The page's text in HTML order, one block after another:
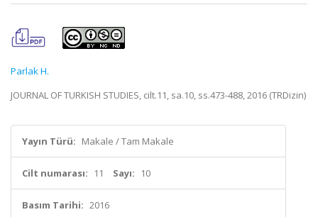
Parlak H.
JOURNAL OF TURKISH STUDIES, cilt.11, sa.10, ss.473-488, 2016 (TRDizin)
Yayın Türü: Makale / Tam Makale
Cilt numarası: 11 Sayı: 10
Basım Tarihi: 2016